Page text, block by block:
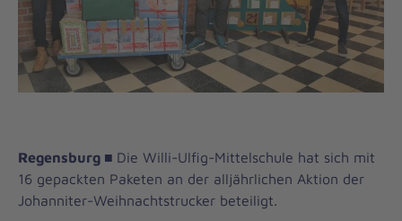
Regensburg ■ Die Willi-Ulfig-Mittelschule hat sich mit
16 gepackten Paketen an der alljährlichen Aktion der
Johanniter-Weihnachtstrucker beteiligt.